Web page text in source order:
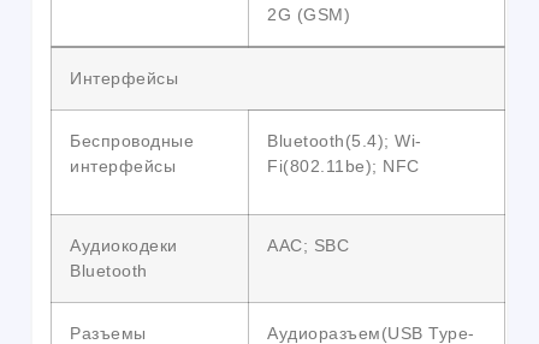
2G (GSM)
Интерфейсы
Беспроводные
интерфейсы
Bluetooth(5.4); Wi-
Fi(802.11be); NFC
Аудиокодеки
Bluetooth
AAC; SBC
Разъемы
Аудиоразъем(USB Type-